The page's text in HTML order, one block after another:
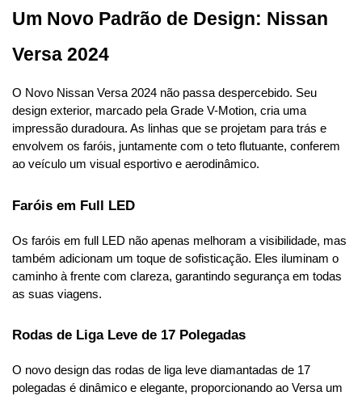
Um Novo Padrão de Design: Nissan
Versa 2024
O Novo Nissan Versa 2024 não passa despercebido. Seu
design exterior, marcado pela Grade V-Motion, cria uma
impressão duradoura. As linhas que se projetam para trás e
envolvem os faróis, juntamente com o teto flutuante, conferem
ao veículo um visual esportivo e aerodinâmico.
Faróis em Full LED
Os faróis em full LED não apenas melhoram a visibilidade, mas
também adicionam um toque de sofisticação. Eles iluminam o
caminho à frente com clareza, garantindo segurança em todas
as suas viagens.
Rodas de Liga Leve de 17 Polegadas
O novo design das rodas de liga leve diamantadas de 17
polegadas é dinâmico e elegante, proporcionando ao Versa um